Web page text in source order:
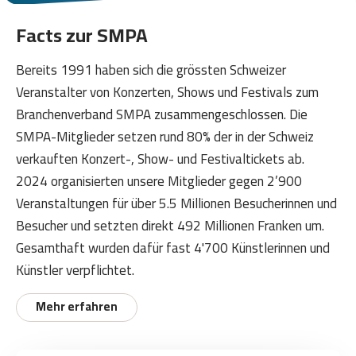
Veranstaltungen
alle
guter
Erinnerung
bleiben
Facts zur SMPA
Bereits 1991 haben sich die grössten Schweizer
Veranstalter von Konzerten, Shows und Festivals zum
Branchenverband SMPA zusammengeschlossen. Die
SMPA-Mitglieder setzen rund 80% der in der Schweiz
verkauften Konzert-, Show- und Festivaltickets ab.
2024 organisierten unsere Mitglieder gegen 2’900
Veranstaltungen für über 5.5 Millionen Besucherinnen und
Besucher und setzten direkt 492 Millionen Franken um.
Gesamthaft wurden dafür fast 4'700 Künstlerinnen und
Künstler verpflichtet.
Mehr erfahren